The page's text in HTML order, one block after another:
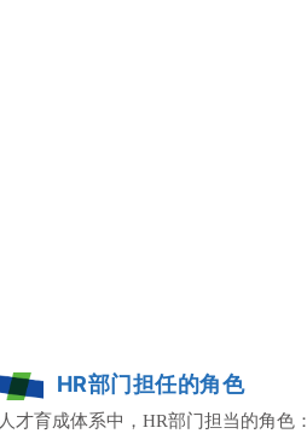
HR部门担任的角色
人才育成体系中，HR部门担当的角色：